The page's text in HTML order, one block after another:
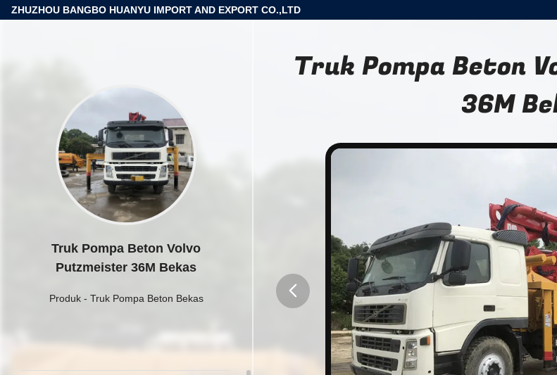
ZHUZHOU BANGBO HUANYU IMPORT AND EXPORT CO.,LTD
Truk Pompa Beton Volvo
Putzmeister 36M Bekas
Produk- Truk Pompa Beton Bekas
Truk Pompa Beton
36M